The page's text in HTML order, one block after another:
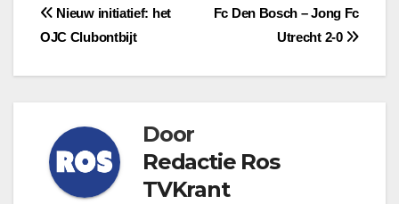
Bericht
navigatie
Fc Den Bosch – Jong Fc
Utrecht 2-0
Nieuw initiatief: het
OJC Clubontbijt
Door
Redactie Ros
TVKrant